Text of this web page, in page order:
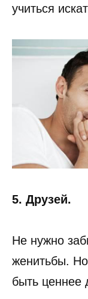
учиться
5. Друзей.
Не нужно
женитьбы.
быть ценнее